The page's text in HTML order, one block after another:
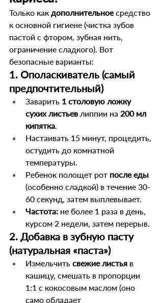
Только как дополнительное средство
к основной гигиене (чистка зубов
пастой с фтором, зубная нить,
ограничение сладкого). Вот
безопасные варианты:
1. Ополаскиватель (самый
предпочтительный)
Заварить 1 столовую ложку
сухих листьев липпии на 200 мл
кипятка.
Настаивать 15 минут, процедить,
остудить до комнатной
температуры.
Ребенок полощет рот после еды
(особенно сладкой) в течение 30-
60 секунд, затем выплевывает.
Частота: не более 1 раза в день,
курсом 2 недели, затем перерыв.
2. Добавка в зубную пасту
(натуральная «паста»)
Измельчить свежие листья в
кашицу, смешать в пропорции
1:1 с кокосовым маслом (оно
само обладает